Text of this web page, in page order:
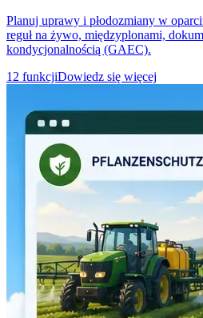
Planuj uprawy i płodozmiany w
reguł na żywo, międzyplonami,
kondycjonalnością (GAEC).
12 funkcjiDowiedz się więcej